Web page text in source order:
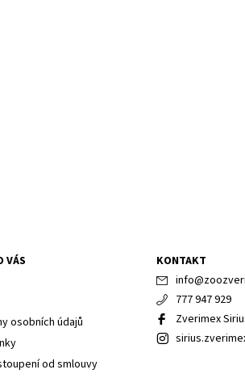
VÁS
osobních údajů
od smlouvy
KONTAKT
info@
777 947 929
Zverimex